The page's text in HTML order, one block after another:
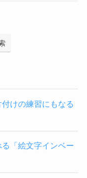
けの練習にもなる
「絵文字インベー